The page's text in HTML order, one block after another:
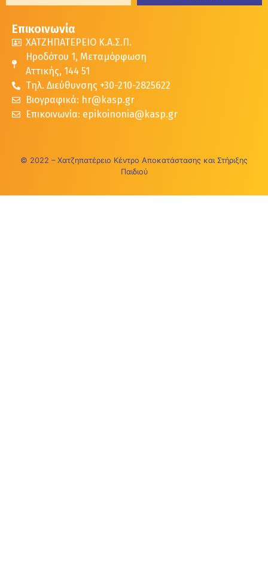
Επικοινωνία
ΧΑΤΖΗΠΑΤΕΡΕΙΟ Κ.Α.Σ.Π.
Ηροδότου 1, Μεταμόρφωση
Αττικής, 144 51
Τηλ. Διεύθυνσης +30-210-2825622
Βιογραφικά: hr@kasp.gr
Επικοινωνία: epikoinonia@kasp.gr
© 2022 – Χατζηπατέρειο Κέντρο Αποκατάστασης και Στήριξης
Παιδιού